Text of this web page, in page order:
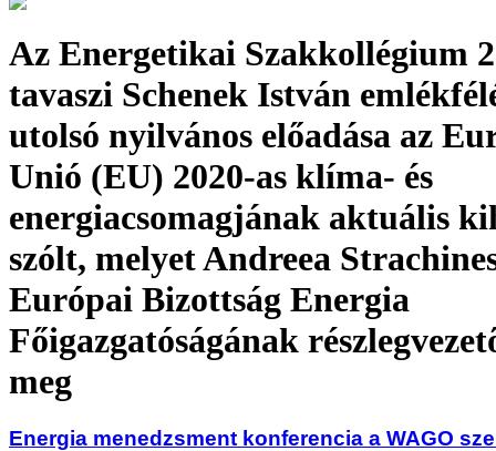
Az Energetikai Szakkollégium
tavaszi Schenek István
utolsó nyilvános előadása az
Unió (EU) 2020-as klíma- és
energiacsomagjának aktuális
szólt, melyet Andreea
Európai Bizottság Energia
Főigazgatóságának
meg
Energia menedzsment konferencia a WAGO